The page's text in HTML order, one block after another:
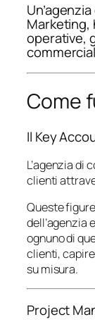
Marketing,
operative,
Come
Il Key
L’agenzia di
clienti
Queste
dell’agenzia
ognuno di
clienti,
su misura.
Project